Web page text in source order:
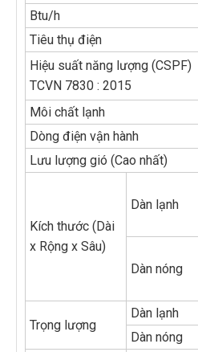
Btu/h
Tiêu thụ điện
Hiệu suất năng lượng (CSPF)
TCVN 7830 : 2015
Môi chất lạnh
Dòng điện vận hành
Lưu lượng gió (Cao nhất)
Kích thước (Dài
x Rộng x Sâu)
Dàn lạnh
Dàn nóng
Trọng lượng
Dàn lạnh
Dàn nóng